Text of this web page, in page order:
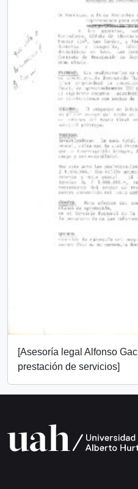
[Asesoría legal Alfonso
prestación de servicios]